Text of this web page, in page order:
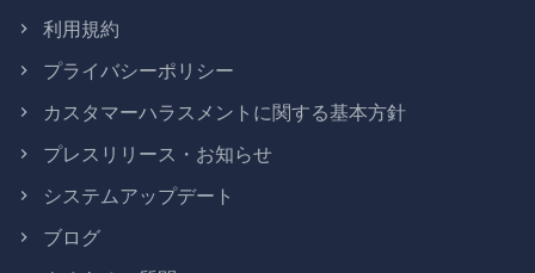
利用規約
プライバシーポリシー
カスタマーハラスメントに関する基本方針
プレスリリース・お知らせ
システムアップデート
ブログ